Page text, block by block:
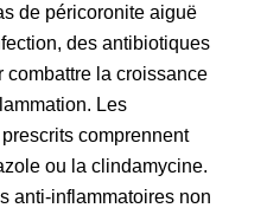
de péricoronite aiguë
des antibiotiques
combattre la croissance
Les
comprennent
ou la clindamycine.
anti-inflammatoires non